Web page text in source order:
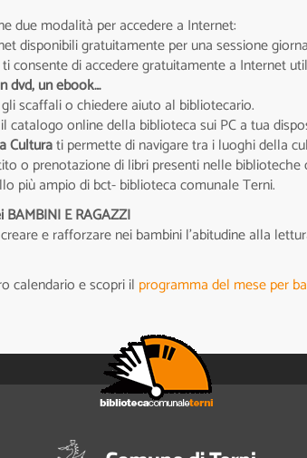
due modalità per accedere a Internet:
disponibili gratuitamente per una sessione
consente di accedere gratuitamente a Internet
dvd, un ebook…
scaffali o chiedere aiuto al bibliotecario.
catalogo online della biblioteca sui PC a tua
Culturati permette di navigare tra i luoghi della
o prenotazione di libri presenti nelle
più ampio di bct- biblioteca comunale Terni.
E RAGAZZI
e rafforzare nei bambini l'abitudine alla
calendario e scopri il programma del mese per